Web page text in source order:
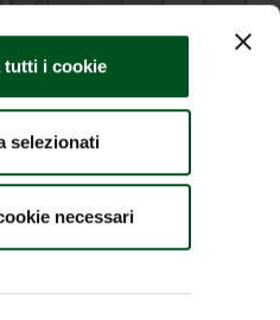
tutti i cookie
selezionati
necessari